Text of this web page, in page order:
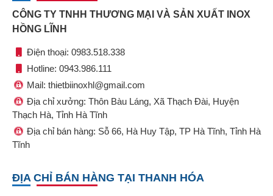
CÔNG TY TNHH THƯƠNG MẠI VÀ SẢN XUẤT INOX
HỒNG LĨNH
Điện thoại: 0983.518.338
Hotline: 0943.986.111
Mail: thietbiinoxhl@gmail.com
Địa chỉ xưởng: Thôn Bàu Láng, Xã Thạch Đài, Huyện
Thạch Hà, Tỉnh Hà Tĩnh
Địa chỉ bán hàng: Sỗ 66, Hà Huy Tập, TP Hà Tĩnh, Tỉnh Hà
Tĩnh
ĐỊA CHỈ BÁN HÀNG TẠI THANH HÓA